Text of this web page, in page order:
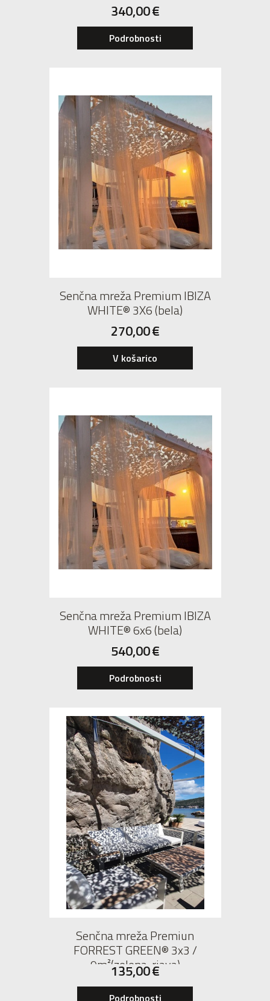
340,00€
Podrobnosti
Senčna mreža Premium IBIZA
WHITE® 3X6 (bela)
270,00€
V košarico
Senčna mreža Premium IBIZA
WHITE® 6x6 (bela)
540,00€
Podrobnosti
Senčna mreža Premiun
FORREST GREEN® 3x3 /
9m²(zelena-rjava)
135,00€
Podrobnosti